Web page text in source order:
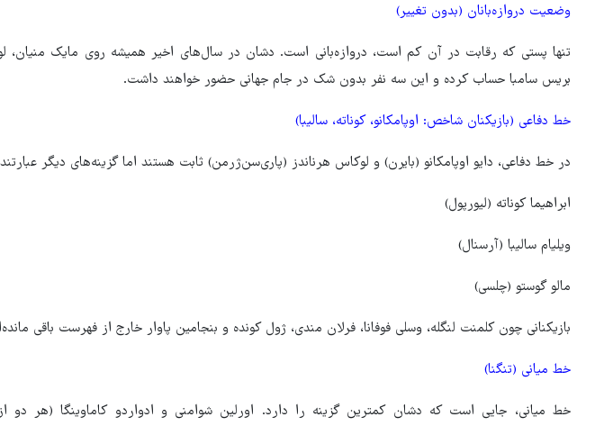
وضعیت دروازه‌بانان (بدون تغییر)
تنها پستی که رقابت در آن کم است، دروازه‌بانی است. دشان در سال‌های اخیر همیشه روی مایک منیان،
بریس سامبا حساب کرده و این سه نفر بدون شک در جام جهانی حضور خواهند داشت.
خط دفاعی (بازیکنان شاخص: اوپامکانو، کوناته، سالیبا)
در خط دفاعی، دایو اوپامکانو (بایرن) و لوکاس هرناندز (پاری‌سن‌ژرمن) ثابت هستند اما گزینه‌های دیگر
ابراهیما کوناته (لیورپول)
ویلیام سالیبا (آرسنال)
مالو گوستو (چلسی)
بازیکنانی چون کلمنت لنگله، وسلی فوفانا، فرلان مندی، ژول کونده و بنجامین پاوار خارج از فهرست باقی
خط میانی (تنگنا)
خط میانی، جایی است که دشان کمترین گزینه را دارد. اورلین شوامنی و ادواردو کاماوینگا (هر دو